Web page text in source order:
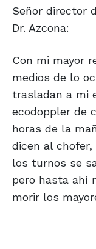
Señor director
Dr. Azcona:
Con mi mayor
medios de lo
trasladan a mi
ecodoppler de
horas de la
dicen al
los turnos se
pero hasta ahí
morir los